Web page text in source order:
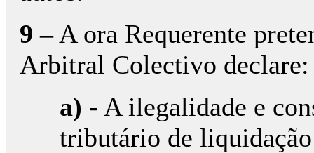
9 –A ora Requerente
Arbitral Colectivo declare:
a) - A ilegalidade e
tributário de